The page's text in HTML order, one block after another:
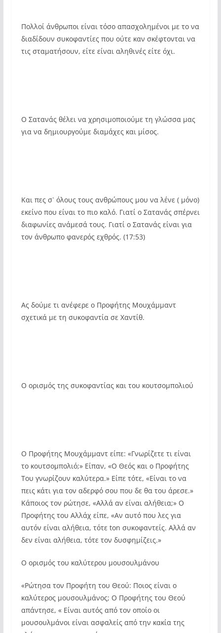
Πολλοί άνθρωποι είναι τόσο απασχολημένοι με το να
διαδίδουν συκοφαντίες που ούτε καν σκέφτονται να
τις σταματήσουν, είτε είναι αληθινές είτε όχι.
Ο Σατανάς θέλει να χρησιμοποιούμε τη γλώσσα μας
για να δημιουργούμε διαμάχες και μίσος.
Και πες σ` όλους τους ανθρώπους μου να λένε ( μόνο)
εκείνο που είναι το πιο καλό. Γιατί ο Σατανάς σπέρνει
διαφωνίες ανάμεσά τους. Γιατί ο Σατανάς είναι για
τον άνθρωπο φανερός εχθρός. (17:53)
Ας δούμε τι ανέφερε ο Προφήτης Μουχάμμαντ
σχετικά με τη συκοφαντία σε Χαντίθ.
Ο ορισμός της συκοφαντίας και του κουτσομπολιού
Ο Προφήτης Μουχάμμαντ είπε: «Γνωρίζετε τι είναι
το κουτσομπολιό;» Είπαν, «Ο Θεός και ο Προφήτης
Του γνωρίζουν καλύτερα.» Είπε τότε, «Είναι το να
πεις κάτι για τον αδερφό σου που δε θα του άρεσε.»
Κάποιος τον ρώτησε, «Αλλά αν είναι αλήθεια;» Ο
Προφήτης του Αλλάχ είπε, «Αν αυτό που λες για
αυτόν είναι αλήθεια, τότε ton συκοφαντείς. Αλλά αν
δεν είναι αλήθεια, τότε τον δυσφημίζεις.»
Ο ορισμός του καλύτερου μουσουλμάνου
«Ρώτησα τον Προφήτη του Θεού: Ποιος είναι ο
καλύτερος μουσουλμάνος; Ο Προφήτης του Θεού
απάντησε, « Είναι αυτός από τον οποίο οι
μουσουλμάνοι είναι ασφαλείς από την κακία της